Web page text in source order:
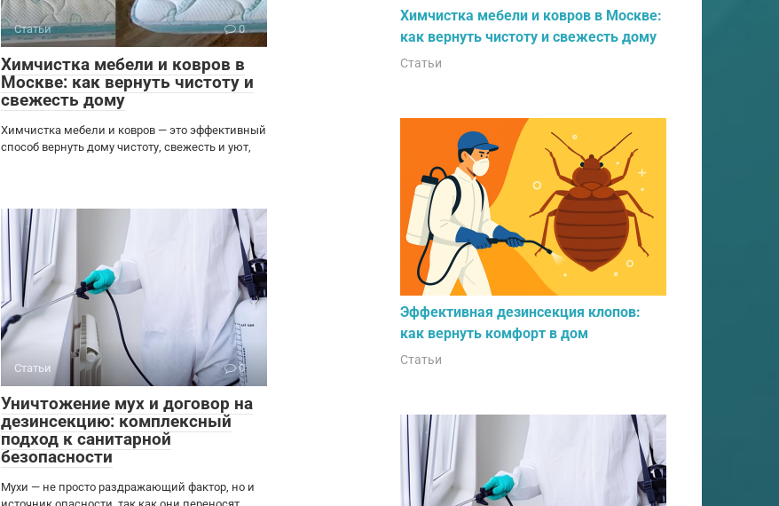
Статьи 0
Химчистка мебели и ковров в
Москве: как вернуть чистоту и
свежесть дому
Химчистка мебели и ковров — это эффективный
способ вернуть дому чистоту, свежесть и уют,
Статьи 0
Уничтожение мух и договор на
дезинсекцию: комплексный
подход к санитарной
безопасности
Мухи — не просто раздражающий фактор, но и
Химчистка мебели и ковров в Москве:
как вернуть чистоту и свежесть дому
Статьи
Эффективная дезинсекция клопов:
как вернуть комфорт в дом
Статьи